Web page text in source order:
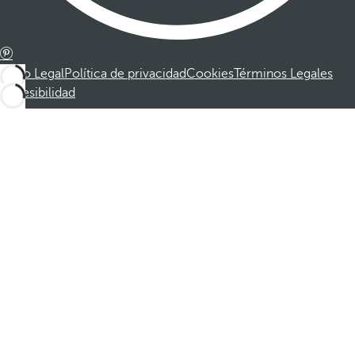
Aviso LegalPolítica de privacidadCookiesTérminos Legales
Accesibilidad